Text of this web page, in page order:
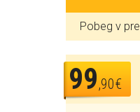
Pobeg v
99,90€